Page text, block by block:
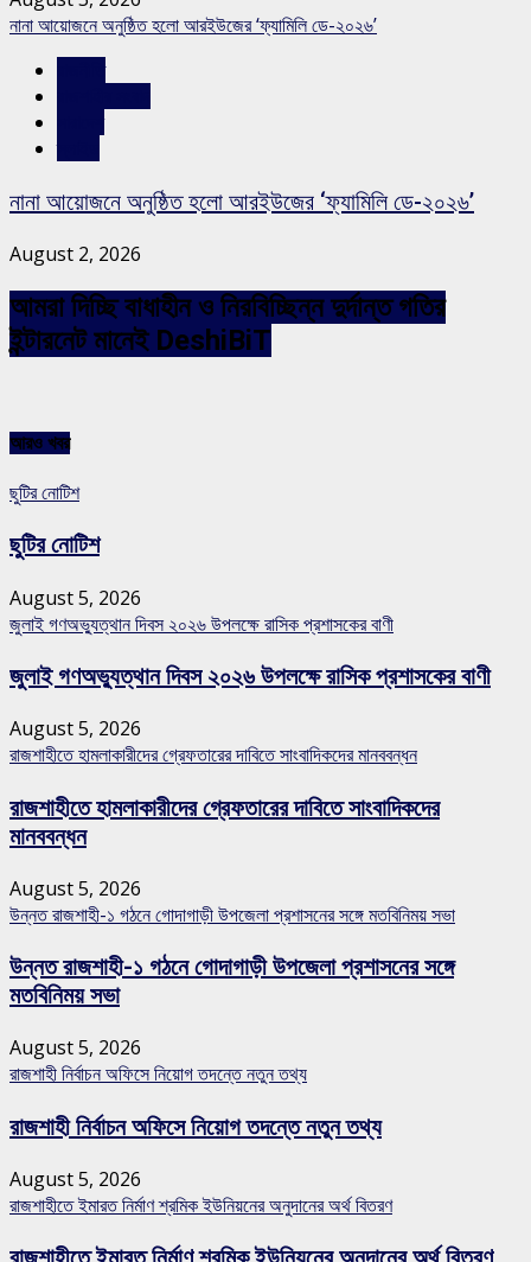
নানা আয়োজনে অনুষ্ঠিত হলো আরইউজের ‘ফ্যামিলি ডে-২০২৬’
নানা আয়োজনে অনুষ্ঠিত হলো আরইউজের ‘ফ্যামিলি ডে-২০২৬’
August 2, 2026
আমরা দিচ্ছি বাধাহীন ও নিরবিচ্ছিন্ন দুর্দান্ত গতির
ইন্টারনেট মানেই DeshiBiT
আরও খবর
ছুটির নোটিশ
ছুটির নোটিশ
August 5, 2026
জুলাই গণঅভ্যুত্থান দিবস ২০২৬ উপলক্ষে রাসিক প্রশাসকের বাণী
জুলাই গণঅভ্যুত্থান দিবস ২০২৬ উপলক্ষে রাসিক প্রশাসকের বাণী
August 5, 2026
রাজশাহীতে হামলাকারীদের গ্রেফতারের দাবিতে সাংবাদিকদের মানববন্ধন
রাজশাহীতে হামলাকারীদের গ্রেফতারের দাবিতে সাংবাদিকদের
মানববন্ধন
August 5, 2026
উন্নত রাজশাহী-১ গঠনে গোদাগাড়ী উপজেলা প্রশাসনের সঙ্গে মতবিনিময় সভা
উন্নত রাজশাহী-১ গঠনে গোদাগাড়ী উপজেলা প্রশাসনের সঙ্গে
মতবিনিময় সভা
August 5, 2026
রাজশাহী নির্বাচন অফিসে নিয়োগ তদন্তে নতুন তথ্য
রাজশাহী নির্বাচন অফিসে নিয়োগ তদন্তে নতুন তথ্য
August 5, 2026
রাজশাহীতে ইমারত নির্মাণ শ্রমিক ইউনিয়নের অনুদানের অর্থ বিতরণ